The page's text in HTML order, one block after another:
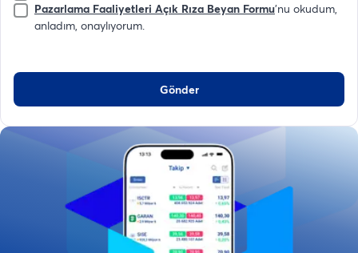
Pazarlama Faaliyetleri Açık Rıza Beyan Formu'nu okudum,
anladım, onaylıyorum.
Gönder